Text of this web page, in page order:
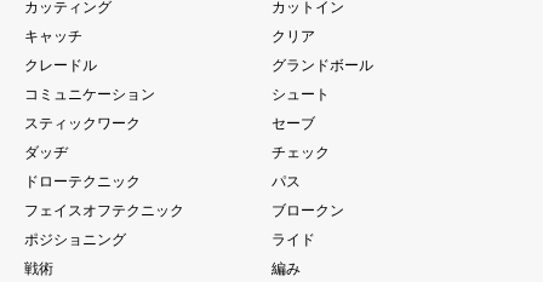
カッティング
カットイン
キャッチ
クリア
クレードル
グランドボール
コミュニケーション
シュート
スティックワーク
セーブ
ダッヂ
チェック
ドローテクニック
パス
フェイスオフテクニック
ブロークン
ポジショニング
ライド
戦術
編み